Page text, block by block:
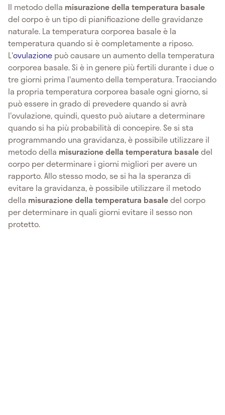
Il metodo della misurazione della temperatura basale
del corpo è un tipo di pianificazione delle gravidanze
naturale. La temperatura corporea basale è la
temperatura quando si è completamente a riposo.
L'ovulazione può causare un aumento della temperatura
corporea basale. Si è in genere più fertili durante i due o
tre giorni prima l'aumento della temperatura. Tracciando
la propria temperatura corporea basale ogni giorno, si
può essere in grado di prevedere quando si avrà
l'ovulazione, quindi, questo può aiutare a determinare
quando si ha più probabilità di concepire. Se si sta
programmando una gravidanza, è possibile utilizzare il
metodo della misurazione della temperatura basaledel
corpo per determinare i giorni migliori per avere un
rapporto. Allo stesso modo, se si ha la speranza di
evitare la gravidanza, è possibile utilizzare il metodo
della misurazione della temperatura basaledel corpo
per determinare in quali giorni evitare il sesso non
protetto.